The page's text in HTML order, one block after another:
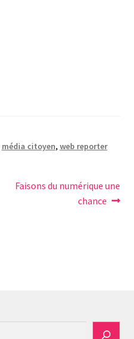
média citoyen, web reporter
Article
Faisons du numérique une
chance